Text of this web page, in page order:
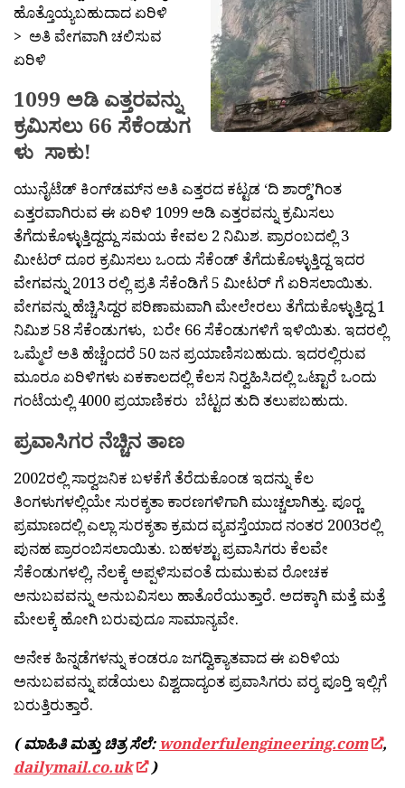
ಹೊತ್ತೊಯ್ಯಬಹುದಾದ ಏರಿಳಿ
> ಅತಿ ವೇಗವಾಗಿ ಚಲಿಸುವ
ಏರಿಳಿ
1099 ಅಡಿ ಎತ್ತರವನ್ನು
ಕ್ರಮಿಸಲು 66 ಸೆಕೆಂಡುಗ
ಳು ಸಾಕು!
ಯುನೈಟೆಡ್ ಕಿಂಗ್‍ಡಮ್‍ನ ಅತಿ ಎತ್ತರದ ಕಟ್ಟಡ ‘ದಿ ಶಾರ‍್ಡ್’ಗಿಂತ
ಎತ್ತರವಾಗಿರುವ ಈ ಏರಿಳಿ 1099 ಅಡಿ ಎತ್ತರವನ್ನು ಕ್ರಮಿಸಲು
ತೆಗೆದುಕೊಳ್ಳುತ್ತಿದ್ದದ್ದು ಸಮಯ ಕೇವಲ 2 ನಿಮಿಶ. ಪ್ರಾರಂಬದಲ್ಲಿ 3
ಮೀಟರ್ ದೂರ ಕ್ರಮಿಸಲು ಒಂದು ಸೆಕೆಂಡ್ ತೆಗೆದುಕೊಳ್ಳುತ್ತಿದ್ದ ಇದರ
ವೇಗವನ್ನು 2013 ರಲ್ಲಿ ಪ್ರತಿ ಸೆಕೆಂಡಿಗೆ 5 ಮೀಟರ್ ಗೆ ಏರಿಸಲಾಯಿತು.
ವೇಗವನ್ನು ಹೆಚ್ಚಿಸಿದ್ದರ ಪರಿಣಾಮವಾಗಿ ಮೇಲೇರಲು ತೆಗೆದುಕೊಳ್ಳುತ್ತಿದ್ದ 1
ನಿಮಿಶ 58 ಸೆಕೆಂಡುಗಳು, ಬರೇ 66 ಸೆಕೆಂಡುಗಳಿಗೆ ಇಳಿಯಿತು. ಇದರಲ್ಲಿ
ಒಮ್ಮೆಲೆ ಅತಿ ಹೆಚ್ಚೆಂದರೆ 50 ಜನ ಪ್ರಯಾಣಿಸಬಹುದು. ಇದರಲ್ಲಿರುವ
ಮೂರೂ ಏರಿಳಿಗಳು ಏಕಕಾಲದಲ್ಲಿ ಕೆಲಸ ನಿರ‍್ವಹಿಸಿದಲ್ಲಿ ಒಟ್ಟಾರೆ ಒಂದು
ಗಂಟೆಯಲ್ಲಿ 4000 ಪ್ರಯಾಣಿಕರು ಬೆಟ್ಟದ ತುದಿ ತಲುಪಬಹುದು.
ಪ್ರವಾಸಿಗರ ನೆಚ್ಚಿನ ತಾಣ
2002ರಲ್ಲಿ ಸಾರ‍್ವಜನಿಕ ಬಳಕೆಗೆ ತೆರೆದುಕೊಂಡ ಇದನ್ನು ಕೆಲ
ತಿಂಗಳುಗಳಲ್ಲಿಯೇ ಸುರಕ್ಶತಾ ಕಾರಣಗಳಿಗಾಗಿ ಮುಚ್ಚಲಾಗಿತ್ತು. ಪೂರ‍್ಣ
ಪ್ರಮಾಣದಲ್ಲಿ ಎಲ್ಲಾ ಸುರಕ್ಶತಾ ಕ್ರಮದ ವ್ಯವಸ್ತೆಯಾದ ನಂತರ 2003ರಲ್ಲಿ
ಪುನಹ ಪ್ರಾರಂಬಿಸಲಾಯಿತು. ಬಹಳಶ್ಟು ಪ್ರವಾಸಿಗರು ಕೆಲವೇ
ಸೆಕೆಂಡುಗಳಲ್ಲಿ, ನೆಲಕ್ಕೆ ಅಪ್ಪಳಿಸುವಂತೆ ದುಮುಕುವ ರೋಚಕ
ಅನುಬವವನ್ನು ಅನುಬವಿಸಲು ಹಾತೊರೆಯುತ್ತಾರೆ. ಅದಕ್ಕಾಗಿ ಮತ್ತೆ ಮತ್ತೆ
ಮೇಲಕ್ಕೆ ಹೋಗಿ ಬರುವುದೂ ಸಾಮಾನ್ಯವೇ.
ಅನೇಕ ಹಿನ್ನಡೆಗಳನ್ನು ಕಂಡರೂ ಜಗದ್ವಿಕ್ಯಾತವಾದ ಈ ಏರಿಳಿಯ
ಅನುಬವವನ್ನು ಪಡೆಯಲು ವಿಶ್ವದಾದ್ಯಂತ ಪ್ರವಾಸಿಗರು ವರ‍್ಶ ಪೂರ‍್ತಿ ಇಲ್ಲಿಗೆ
ಬರುತ್ತಿರುತ್ತಾರೆ.
( ಮಾಹಿತಿ ಮತ್ತು ಚಿತ್ರ ಸೆಲೆ: wonderfulengineering.com
,
dailymail.co.uk
)